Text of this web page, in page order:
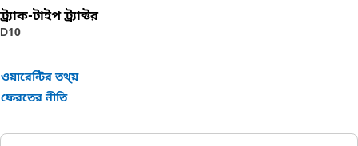
ট্র্যাক-টাইপ ট্র্যাক্টর
D10
ওয়ারেন্টির তথ্য়
ফেরতের নীতি